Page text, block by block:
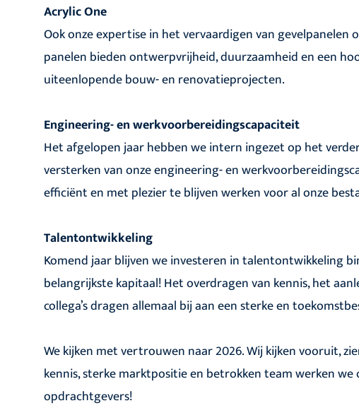
Acrylic One
Ook onze expertise in het vervaardigen van gevelpanelen
panelen bieden ontwerpvrijheid, duurzaamheid en een
uiteenlopende bouw- en renovatieprojecten.
Engineering- en werkvoorbereidingscapaciteit
Het afgelopen jaar hebben we intern ingezet op het
versterken van onze engineering- en
efficiënt en met plezier te blijven werken voor al onze
Talentontwikkeling
Komend jaar blijven we investeren in talentontwikkeling
belangrijkste kapitaal! Het overdragen van kennis, het
collega’s dragen allemaal bij aan een sterke en
We kijken met vertrouwen naar 2026. Wij kijken vooruit,
kennis, sterke marktpositie en betrokken team werken
opdrachtgevers!